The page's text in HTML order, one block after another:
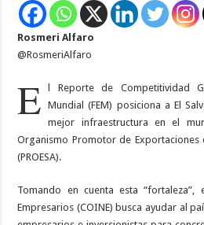
inversiones
en
El
Rosmeri Alfaro
@RosmeriAlfaro
E
l Reporte de Competitividad
Mundial (FEM) posiciona a El
mejor infraestructura en el
Organismo Promotor de Exportaciones
(PROESA).
Tomando en cuenta esta “fortaleza”,
Empresarios (COINE) busca ayudar al